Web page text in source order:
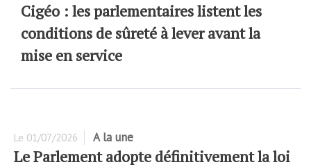
Cigéo : les parlementaires listent les
conditions de sûreté à lever avant la
mise en service
Le 01/07/2026 A la une
Le Parlement adopte définitivement la loi